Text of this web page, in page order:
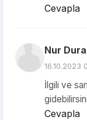
Cevapla
Nur
16.10.2023
İlgili ve
Cevapla